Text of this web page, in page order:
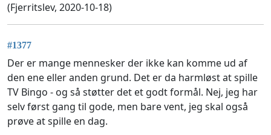
(Fjerritslev, 2020-10-18)
#1377
Der er mange mennesker der ikke kan komme ud af
den ene eller anden grund. Det er da harmløst at spille
TV Bingo - og så støtter det et godt formål. Nej, jeg har
selv først gang til gode, men bare vent, jeg skal også
prøve at spille en dag.